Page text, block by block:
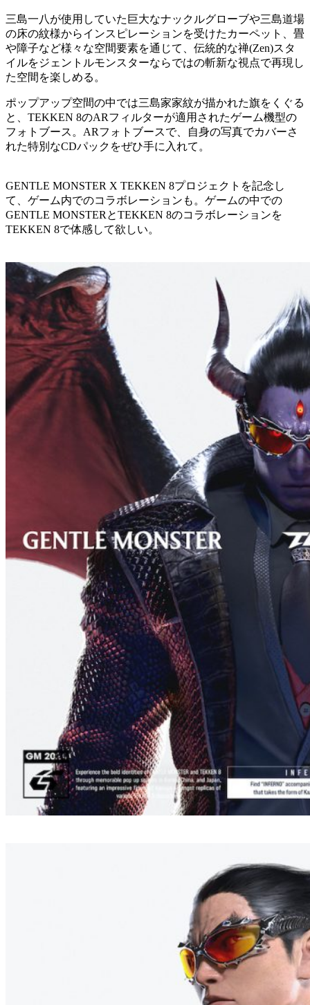
三島一八が使用していた巨大なナックルグローブや三島道場
の床の紋様からインスピレーションを受けたカーペット、畳
や障子など様々な空間要素を通じて、伝統的な禅(Zen)スタ
イルをジェントルモンスターならではの斬新な視点で再現し
た空間を楽しめる。
ポップアップ空間の中では三島家家紋が描かれた旗をくぐる
と、TEKKEN 8のARフィルターが適用されたゲーム機型の
フォトブース。ARフォトブースで、自身の写真でカバーさ
れた特別なCDパックをぜひ手に入れて。
GENTLE MONSTER X TEKKEN 8プロジェクトを記念し
て、ゲーム内でのコラボレーションも。ゲームの中での
GENTLE MONSTERとTEKKEN 8のコラボレーションを
TEKKEN 8で体感して欲しい。